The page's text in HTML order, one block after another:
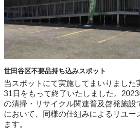
世田谷区不要品持ち込みスポット
当スポットにて実施してまいりました
31日をもって終了いたしました。
の清掃・リサイクル関連普及啓発施設
において、同様の仕組みによるリユー
ます。